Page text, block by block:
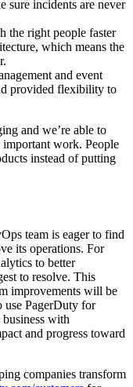
sure incidents are never
the right people faster
which means the
and event
provided flexibility to
and we’re able to
work. People
instead of putting
team is eager to find
its operations. For
to better
to resolve. This
improvements will be
use PagerDuty for
with
and progress toward
companies transform